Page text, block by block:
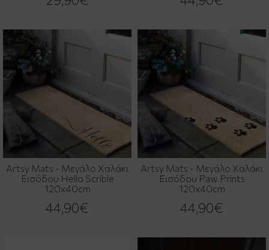
Artsy Mats - Μεγάλο Χαλάκι
Εισόδου Hello Scrible
120x40cm
44,90€
Artsy Mats - Μεγάλο Χαλάκι
Εισόδου Paw Prints
120x40cm
44,90€